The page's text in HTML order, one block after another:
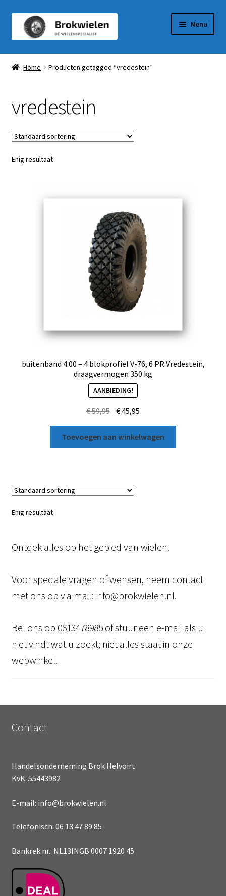
door
navigatie
naar
inhoud
Menu
Winkel
Afrekenen
Mijn Account
Home Producten getagged “vredestein”
vredestein
Enig resultaat
buitenband 4.00 – 4 blokprofiel V-76, 6 PR Vredestein,
draagvermogen 350 kg
AANBIEDING!
€59,95 € 45,95
Toevoegen aan winkelwagen
Enig resultaat
Ontdek alles op het gebied van wielen.
Voor speciale vragen of wensen, neem contact
met ons op via mail: info@brokwielen.nl.
Bel ons op 0613478985 of stuur een e-mail als u
niet vindt wat u zoekt; niet alles staat in onze
webwinkel.
Contact
Handelsonderneming Brok Helvoirt
KvK: 55443982
E-mail: info@brokwielen.nl
Telefonisch: 06 13 47 89 85
Bankrek.nr.: NL13INGB 0007 1920 45